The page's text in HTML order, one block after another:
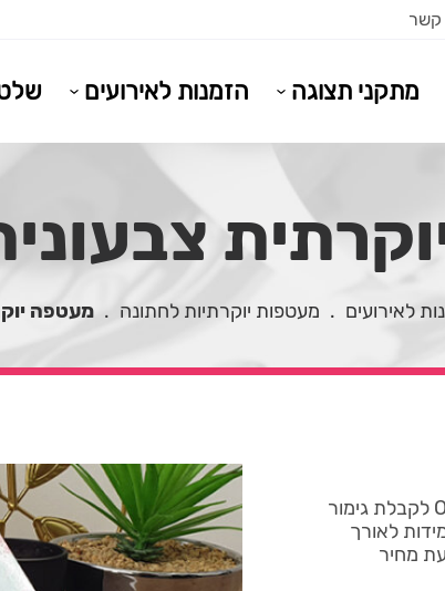
קשר
מתקני תצוגה הזמנות לאירועים
צבעונית
לאירועים . מעטפות יוקרתיות לחתונה . מעטפה
מעטפה יוקרתית צבעונית 21 נכנס לקווי הייצור הרובוטיים של One Print לקבלת גימור
לאורך
מחיר